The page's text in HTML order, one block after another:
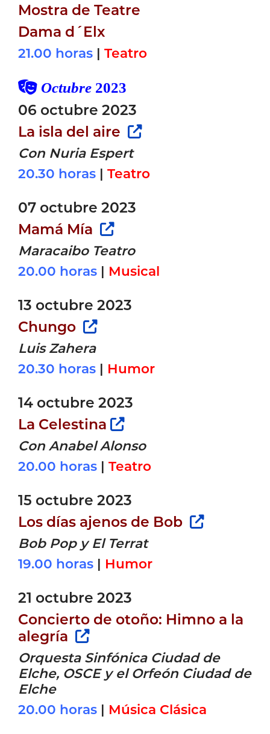
Mostra de Teatre
Dama d´Elx
21.00 horas | Teatro
Octubre 2023
06 octubre 2023
La isla del aire
Con Nuria Espert
20.30 horas | Teatro
07 octubre 2023
Mamá Mía
Maracaibo Teatro
20.00 horas | Musical
13 octubre 2023
Chungo
Luis Zahera
20.30 horas | Humor
14 octubre 2023
La Celestina
Con Anabel Alonso
20.00 horas | Teatro
15 octubre 2023
Los días ajenos de Bob
Bob Pop y El Terrat
19.00 horas | Humor
21 octubre 2023
Concierto de otoño: Himno a la
alegría
Orquesta Sinfónica Ciudad de
Elche, OSCE y el Orfeón Ciudad de
Elche
20.00 horas | Música Clásica